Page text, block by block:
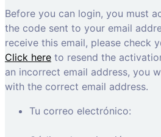
Before you can login, you must
the code sent to your email
receive this email, please check
Click here to resend the
an incorrect email address, you
with the correct email address.
Tu correo electrónico: